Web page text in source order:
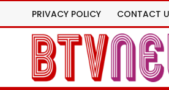
PRIVACY POLICY CONTACT